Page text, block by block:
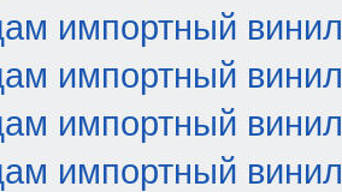
импортный винил
импортный винил
импортный винил
импортный винил